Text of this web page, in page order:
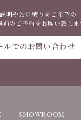
明やお見積りをご希望の
のご予約をお願い致しま
ルでのお問い合わせ
SHOWROOM